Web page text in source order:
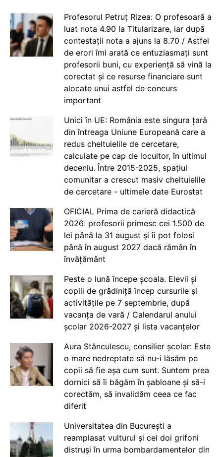
Profesorul Petruț Rizea: O profesoară a
luat nota 4.90 la Titularizare, iar după
contestații nota a ajuns la 8.70 / Astfel
de erori îmi arată ce entuziasmați sunt
profesorii buni, cu experiență să vină la
corectat și ce resurse financiare sunt
alocate unui astfel de concurs
important
Unici în UE: România este singura țară
din întreaga Uniune Europeană care a
redus cheltuielile de cercetare,
calculate pe cap de locuitor, în ultimul
deceniu. Între 2015-2025, spațiul
comunitar a crescut masiv cheltuielile
de cercetare - ultimele date Eurostat
OFICIAL Prima de carieră didactică
2026: profesorii primesc cei 1.500 de
lei până la 31 august și îi pot folosi
până în august 2027 dacă rămân în
învățământ
Peste o lună începe școala. Elevii și
copiii de grădiniță încep cursurile și
activitățile pe 7 septembrie, după
vacanța de vară / Calendarul anului
școlar 2026-2027 și lista vacanțelor
Aura Stănculescu, consilier școlar: Este
o mare nedreptate să nu-i lăsăm pe
copii să fie așa cum sunt. Suntem prea
dornici să îi băgăm în șabloane și să-i
corectăm, să invalidăm ceea ce fac
diferit
Universitatea din București a
reamplasat vulturul și cei doi grifoni
distruși în urma bombardamentelor din